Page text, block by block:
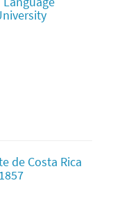
de Costa Rica